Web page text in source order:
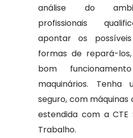
análise do
profissionais
apontar os
formas de repará-
bom
maquinários. Tenha
seguro, com máquinas
estendida com a CTE
Trabalho.